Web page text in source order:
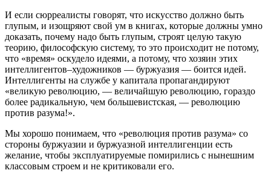
И если сюрреалисты говорят, что искусство должно быть
глупым, и изощряют свой ум в книгах, которые должны умно
доказать, почему надо быть глупым, строят целую такую
теорию, философскую систему, то это происходит не потому,
что «время» оскудело идеями, а потому, что хозяин этих
интеллигентов–художников — буржуазия — боится идей.
Интеллигенты на службе у капитала пропагандируют
«великую революцию, — величайшую революцию, гораздо
более радикальную, чем большевистская, — революцию
против разума!».
Мы хорошо понимаем, что «революция против разума» со
стороны буржуазии и буржуазной интеллигенции есть
желание, чтобы эксплуатируемые помирились с нынешним
классовым строем и не критиковали его.